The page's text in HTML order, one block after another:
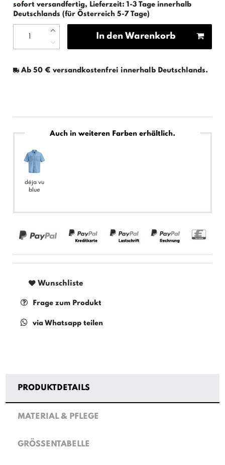
sofort versandfertig, Lieferzeit: 1-3 Tage innerhalb
Deutschlands (für Österreich 5-7 Tage)
In den Warenkorb
Ab 50 € versandkostenfrei innerhalb Deutschlands.
Auch in weiteren Farben erhältlich.
déja vu
blue
Wunschliste
Frage zum Produkt
via Whatsapp teilen
PRODUKTDETAILS
MATERIAL & PFLEGE
GRÖSSENTABELLE